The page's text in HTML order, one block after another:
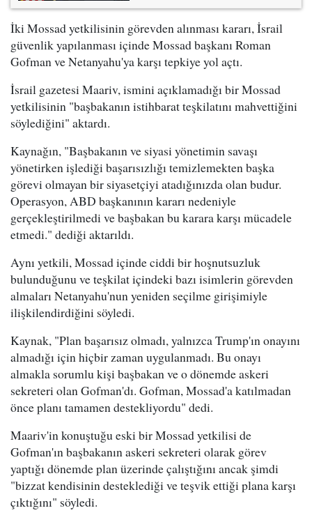
İki Mossad yetkilisinin görevden alınması kararı, İsrail
güvenlik yapılanması içinde Mossad başkanı Roman
Gofman ve Netanyahu'ya karşı tepkiye yol açtı.
İsrail gazetesi Maariv, ismini açıklamadığı bir Mossad
yetkilisinin "başbakanın istihbarat teşkilatını mahvettiğini
söylediğini" aktardı.
Kaynağın, "Başbakanın ve siyasi yönetimin savaşı
yönetirken işlediği başarısızlığı temizlemekten başka
görevi olmayan bir siyasetçiyi atadığınızda olan budur.
Operasyon, ABD başkanının kararı nedeniyle
gerçekleştirilmedi ve başbakan bu karara karşı mücadele
etmedi." dediği aktarıldı.
Aynı yetkili, Mossad içinde ciddi bir hoşnutsuzluk
bulunduğunu ve teşkilat içindeki bazı isimlerin görevden
almaları Netanyahu'nun yeniden seçilme girişimiyle
ilişkilendirdiğini söyledi.
Kaynak, "Plan başarısız olmadı, yalnızca Trump'ın onayını
almadığı için hiçbir zaman uygulanmadı. Bu onayı
almakla sorumlu kişi başbakan ve o dönemde askeri
sekreteri olan Gofman'dı. Gofman, Mossad'a katılmadan
önce planı tamamen destekliyordu" dedi.
Maariv'in konuştuğu eski bir Mossad yetkilisi de
Gofman'ın başbakanın askeri sekreteri olarak görev
yaptığı dönemde plan üzerinde çalıştığını ancak şimdi
"bizzat kendisinin desteklediği ve teşvik ettiği plana karşı
çıktığını" söyledi.